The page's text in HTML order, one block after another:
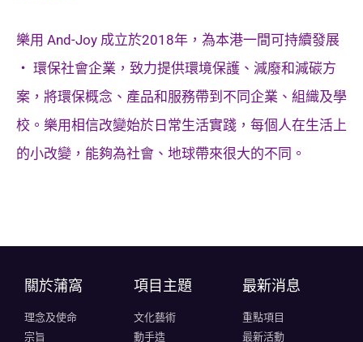
樂用 And-Joy 成立於2018年，為本港一間可持續發展
‧ 環保社會企業，致力提供環境保護、減廢和減碳方
案，將環保概念、產品和服務帶到不同企業、組織及學
校。樂用相信改變始於日常生活實踐，每個人在生活上
的小改變，能夠為社會、地球帶來很大的不同。
關於蒲窩​
理念及使命
宗旨
項目主題
文化藝術
動手造
最新消息
重點項目
最新活動